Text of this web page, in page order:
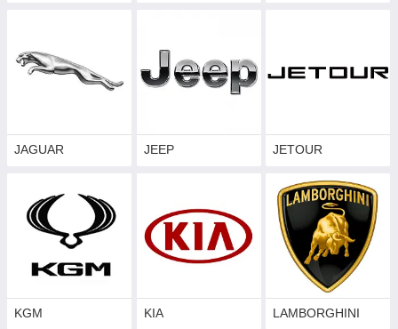
JAGUAR JEEP JETOUR
KGM KIA LAMBORGHINI